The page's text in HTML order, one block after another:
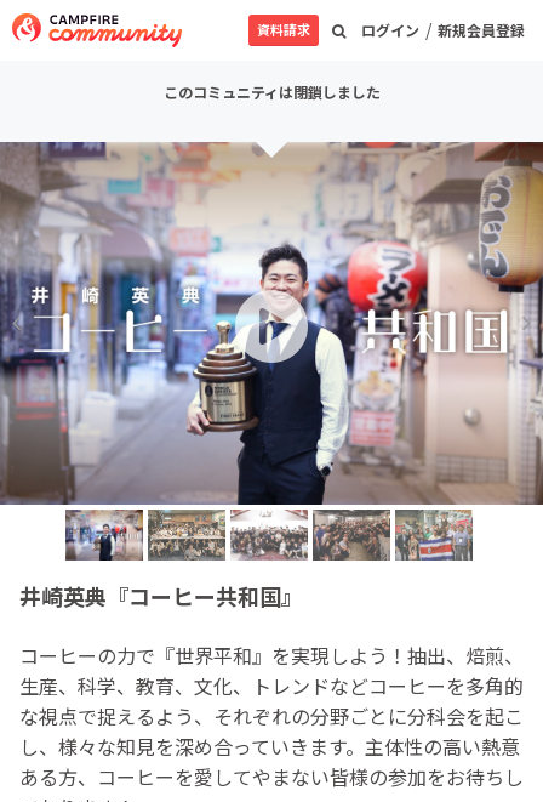
ログイン / 新規会員登録
資料請求
このコミュニティは閉鎖しました
井崎英典『コーヒー共和国』
コーヒーの力で『世界平和』を実現しよう！抽出、焙煎、
生産、科学、教育、文化、トレンドなどコーヒーを多角的
な視点で捉えるよう、それぞれの分野ごとに分科会を起こ
し、様々な知見を深め合っていきます。主体性の高い熱意
ある方、コーヒーを愛してやまない皆様の参加をお待ちし